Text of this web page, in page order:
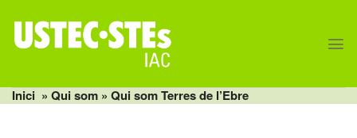
content
Inici » Qui som » Qui som Terres de l’Ebre